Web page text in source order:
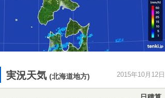
実況天気 (北海道地方) 2015年10月12日